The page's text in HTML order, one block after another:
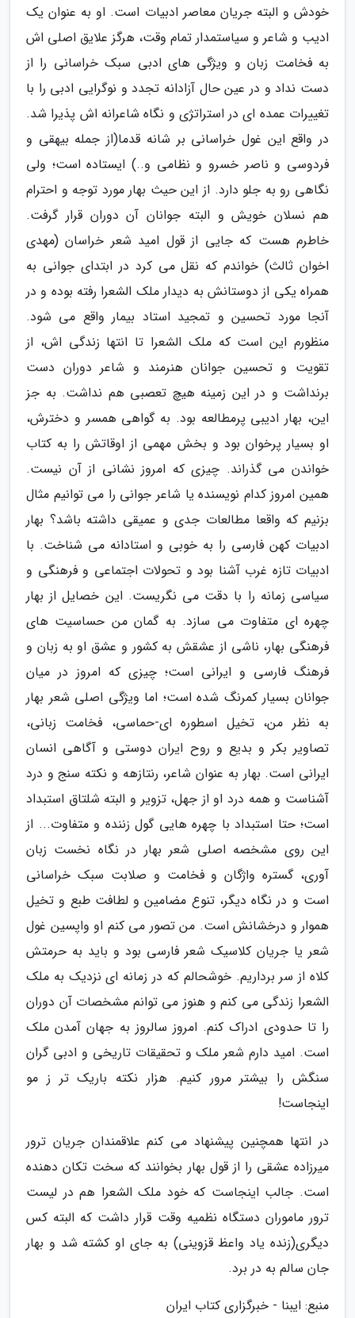
خودش و البته جریان معاصر ادبیات است. او به عنوان یک
ادیب و شاعر و سیاستمدار تمام وقت، هرگز علایق اصلی اش
به فخامت زبان و ویژگی های ادبی سبک خراسانی را از
دست نداد و در عین حال آزادانه تجدد و نوگرایی ادبی را با
تغییرات عمده ای در استراتژی و نگاه شاعرانه اش پذیرا شد.
در واقع این غول خراسانی بر شانه قدما(از جمله بیهقی و
فردوسی و ناصر خسرو و نظامی و..) ایستاده است؛ ولی
نگاهی رو به جلو دارد. از این حیث بهار مورد توجه و احترام
هم نسلان خویش و البته جوانان آن دوران قرار گرفت.
خاطرم هست که جایی از قول امید شعر خراسان (مهدی
اخوان ثالث) خواندم که نقل می کرد در ابتدای جوانی به
همراه یکی از دوستانش به دیدار ملک الشعرا رفته بوده و در
آنجا مورد تحسین و تمجید استاد بیمار واقع می شود.
منظورم این است که ملک الشعرا تا انتها زندگی اش، از
تقویت و تحسین جوانان هنرمند و شاعر دوران دست
برنداشت و در این زمینه هیچ تعصبی هم نداشت. به جز
این، بهار ادیبی پرمطالعه بود. به گواهی همسر و دخترش،
او بسیار پرخوان بود و بخش مهمی از اوقاتش را به کتاب
خواندن می گذراند. چیزی که امروز نشانی از آن نیست.
همین امروز کدام نویسنده یا شاعر جوانی را می توانیم مثال
بزنیم که واقعا مطالعات جدی و عمیقی داشته باشد؟ بهار
ادبیات کهن فارسی را به خوبی و استادانه می شناخت. با
ادبیات تازه غرب آشنا بود و تحولات اجتماعی و فرهنگی و
سیاسی زمانه را با دقت می نگریست. این خصایل از بهار
چهره ای متفاوت می سازد. به گمان من حساسیت های
فرهنگی بهار، ناشی از عشقش به کشور و عشق او به زبان و
فرهنگ فارسی و ایرانی است؛ چیزی که امروز در میان
جوانان بسیار کمرنگ شده است؛ اما ویژگی اصلی شعر بهار
به نظر من، تخیل اسطوره ای-حماسی، فخامت زبانی،
تصاویر بکر و بدیع و روح ایران دوستی و آگاهی انسان
ایرانی است. بهار به عنوان شاعر، رنتازهه و نکته سنج و درد
آشناست و همه درد او از جهل، تزویر و البته شلتاق استبداد
است؛ حتا استبداد با چهره هایی گول زننده و متفاوت... از
این روی مشخصه اصلی شعر بهار در نگاه نخست زبان
آوری، گستره واژگان و فخامت و صلابت سبک خراسانی
است و در نگاه دیگر، تنوع مضامین و لطافت طبع و تخیل
هموار و درخشانش است. من تصور می کنم او واپسین غول
شعر یا جریان کلاسیک شعر فارسی بود و باید به حرمتش
کلاه از سر برداریم. خوشحالم که در زمانه ای نزدیک به ملک
الشعرا زندگی می کنم و هنوز می توانم مشخصات آن دوران
را تا حدودی ادراک کنم. امروز سالروز به جهان آمدن ملک
است. امید دارم شعر ملک و تحقیقات تاریخی و ادبی گران
سنگش را بیشتر مرور کنیم. هزار نکته باریک تر ز مو
اینجاست!
در انتها همچنین پیشنهاد می کنم علاقمندان جریان ترور
میرزاده عشقی را از قول بهار بخوانند که سخت تکان دهنده
است. جالب اینجاست که خود ملک الشعرا هم در لیست
ترور ماموران دستگاه نظمیه وقت قرار داشت که البته کس
دیگری(زنده یاد واعظ قزوینی) به جای او کشته شد و بهار
جان سالم به در برد.
منبع: ایبنا - خبرگزاری کتاب ایران